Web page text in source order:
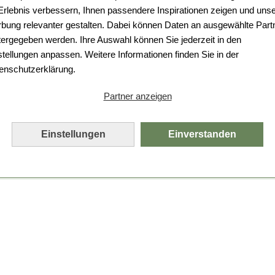
verbessern, Ihnen passendere Inspirationen zeigen und
relevanter gestalten. Dabei können Daten an ausgewählte
werden. Ihre Auswahl können Sie jederzeit in den
anpassen. Weitere Informationen finden Sie in der
Partner anzeigen
Einstellungen Einverstanden